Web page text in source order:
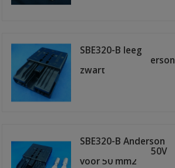
SBE320-B leeg
stekkerhuis Anderson
zwart
SBE320-B Anderson
stekker 320A - 150V
voor 50 mm2